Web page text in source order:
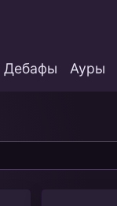
Дебафы Ауры